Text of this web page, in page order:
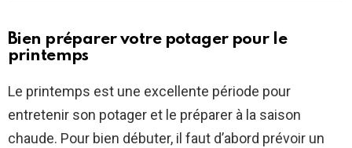
Bien préparer votre potager pour le
printemps
Le printemps est une excellente période pour
entretenir son potager et le préparer à la saison
chaude. Pour bien débuter, il faut d’abord prévoir un